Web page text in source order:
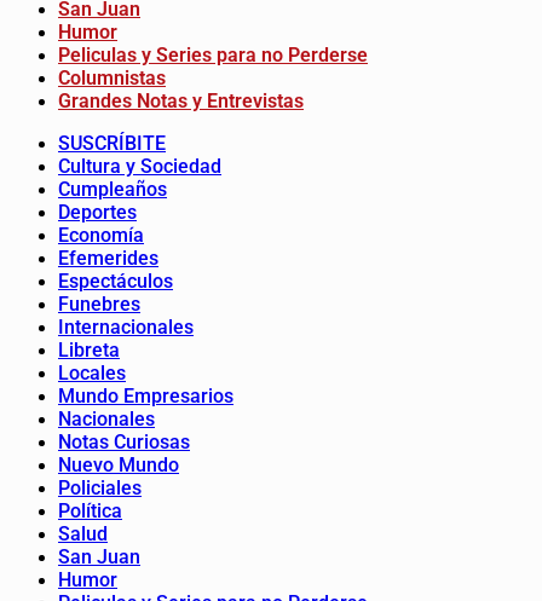
San Juan
Humor
Peliculas y Series para no Perderse
Columnistas
Grandes Notas y Entrevistas
SUSCRÍBITE
Cultura y Sociedad
Cumpleaños
Deportes
Economía
Efemerides
Espectáculos
Funebres
Internacionales
Libreta
Locales
Mundo Empresarios
Nacionales
Notas Curiosas
Nuevo Mundo
Policiales
Política
Salud
San Juan
Humor